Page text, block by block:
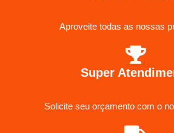
Aproveite todas as nossas
Super
Solicite seu orçamento com o